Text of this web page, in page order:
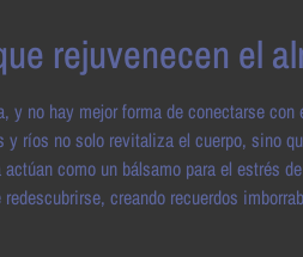
rejuvenecen el
no hay mejor forma de conectarse con
ríos no solo revitaliza el cuerpo, sino
como un bálsamo para el estrés
creando recuerdos